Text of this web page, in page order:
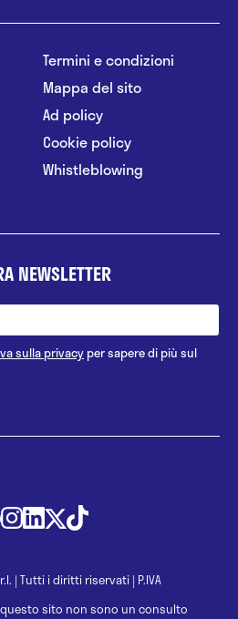
Termini e condizioni
Mappa del sito
Ad policy
Cookie policy
Whistleblowing
NEWSLETTER
sulla privacyper sapere di più sul
| Tutti i diritti riservati | P.IVA
sito non sono un consulto